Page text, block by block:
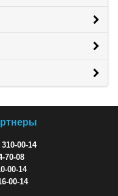
00-14
70-08
00-14
00-14